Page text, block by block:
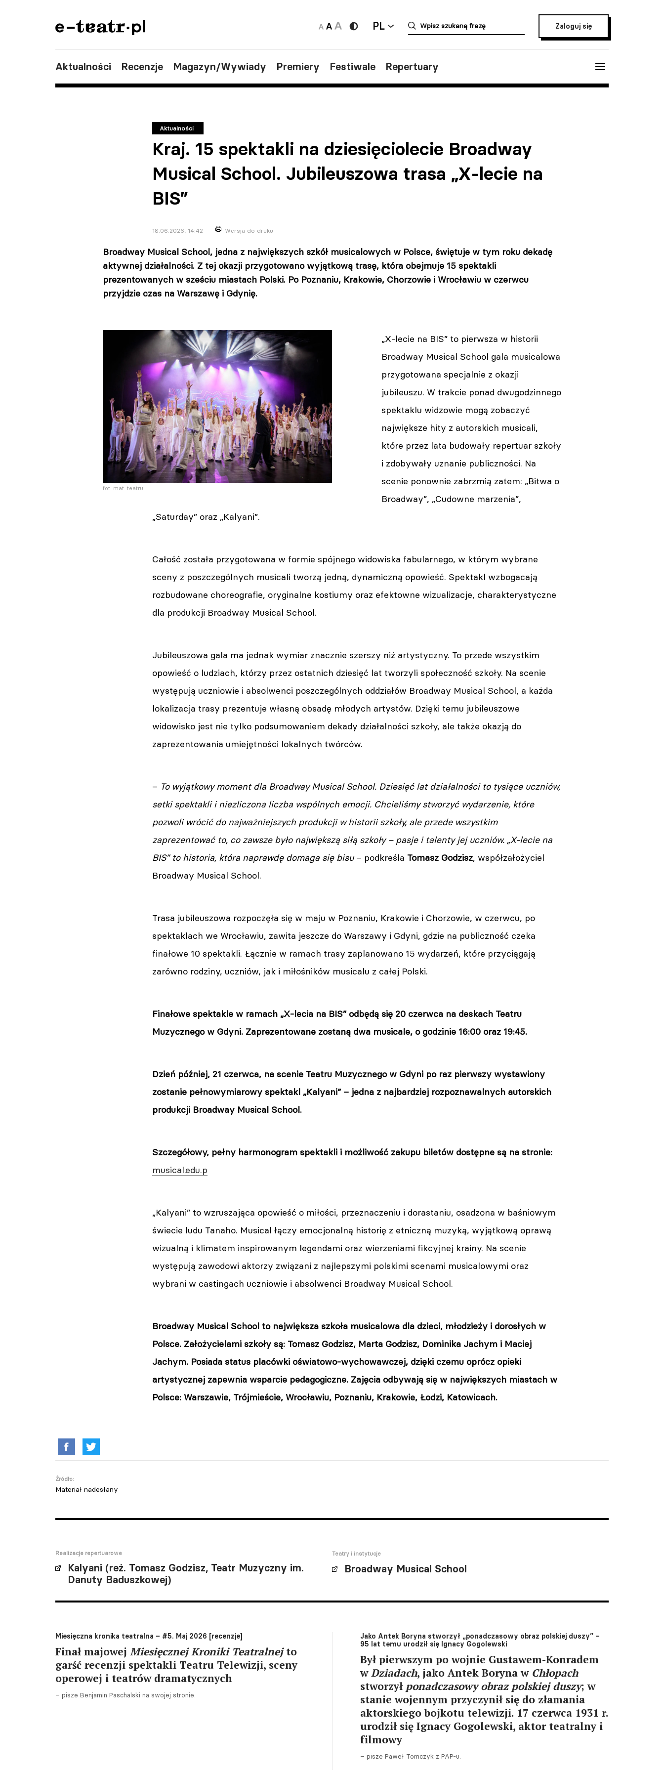
PL Zaloguj się
Aktualności Recenzje Magazyn/Wywiady Premiery Festiwale Repertuary
Aktualności
Kraj. 15 spektakli na dziesięciolecie Broadway
Musical School. Jubileuszowa trasa „X-lecie na
BIS”
18.06.2026, 14:42 Wersja do druku
Broadway Musical School, jedna z największych szkół musicalowych w Polsce, świętuje w tym roku dekadę
aktywnej działalności. Z tej okazji przygotowano wyjątkową trasę, która obejmuje 15 spektakli
prezentowanych w sześciu miastach Polski. Po Poznaniu, Krakowie, Chorzowie i Wrocławiu w czerwcu
przyjdzie czas na Warszawę i Gdynię.
fot. mat. teatru
„X-lecie na BIS” to pierwsza w historii
Broadway Musical School gala musicalowa
przygotowana specjalnie z okazji
jubileuszu. W trakcie ponad dwugodzinnego
spektaklu widzowie mogą zobaczyć
największe hity z autorskich musicali,
które przez lata budowały repertuar szkoły
i zdobywały uznanie publiczności. Na
scenie ponownie zabrzmią zatem: „Bitwa o
Broadway”, „Cudowne marzenia”,
„Saturday” oraz „Kalyani”.
Całość została przygotowana w formie spójnego widowiska fabularnego, w którym wybrane
sceny z poszczególnych musicali tworzą jedną, dynamiczną opowieść. Spektakl wzbogacają
rozbudowane choreografie, oryginalne kostiumy oraz efektowne wizualizacje, charakterystyczne
dla produkcji Broadway Musical School.
Jubileuszowa gala ma jednak wymiar znacznie szerszy niż artystyczny. To przede wszystkim
opowieść o ludziach, którzy przez ostatnich dziesięć lat tworzyli społeczność szkoły. Na scenie
występują uczniowie i absolwenci poszczególnych oddziałów Broadway Musical School, a każda
lokalizacja trasy prezentuje własną obsadę młodych artystów. Dzięki temu jubileuszowe
widowisko jest nie tylko podsumowaniem dekady działalności szkoły, ale także okazją do
zaprezentowania umiejętności lokalnych twórców.
– To wyjątkowy moment dla Broadway Musical School. Dziesięć lat działalności to tysiące uczniów,
setki spektakli i niezliczona liczba wspólnych emocji. Chcieliśmy stworzyć wydarzenie, które
pozwoli wrócić do najważniejszych produkcji w historii szkoły, ale przede wszystkim
zaprezentować to, co zawsze było największą siłą szkoły – pasje i talenty jej uczniów. „X-lecie na
BIS” to historia, która naprawdę domaga się bisu– podkreśla Tomasz Godzisz, współzałożyciel
Broadway Musical School.
Trasa jubileuszowa rozpoczęła się w maju w Poznaniu, Krakowie i Chorzowie, w czerwcu, po
spektaklach we Wrocławiu, zawita jeszcze do Warszawy i Gdyni, gdzie na publiczność czeka
finałowe 10 spektakli. Łącznie w ramach trasy zaplanowano 15 wydarzeń, które przyciągają
zarówno rodziny, uczniów, jak i miłośników musicalu z całej Polski.
Finałowe spektakle w ramach „X-lecia na BIS” odbędą się 20 czerwca na deskach Teatru
Muzycznego w Gdyni. Zaprezentowane zostaną dwa musicale, o godzinie 16:00 oraz 19:45.
Dzień później, 21 czerwca, na scenie Teatru Muzycznego w Gdyni po raz pierwszy wystawiony
zostanie pełnowymiarowy spektakl „Kalyani” – jedna z najbardziej rozpoznawalnych autorskich
produkcji Broadway Musical School.
Szczegółowy, pełny harmonogram spektakli i możliwość zakupu biletów dostępne są na stronie:
musical.edu.p
„Kalyani” to wzruszająca opowieść o miłości, przeznaczeniu i dorastaniu, osadzona w baśniowym
świecie ludu Tanaho. Musical łączy emocjonalną historię z etniczną muzyką, wyjątkową oprawą
wizualną i klimatem inspirowanym legendami oraz wierzeniami fikcyjnej krainy. Na scenie
występują zawodowi aktorzy związani z najlepszymi polskimi scenami musicalowymi oraz
wybrani w castingach uczniowie i absolwenci Broadway Musical School.
Broadway Musical School to największa szkoła musicalowa dla dzieci, młodzieży i dorosłych w
Polsce. Założycielami szkoły są: Tomasz Godzisz, Marta Godzisz, Dominika Jachym i Maciej
Jachym. Posiada status placówki oświatowo-wychowawczej, dzięki czemu oprócz opieki
artystycznej zapewnia wsparcie pedagogiczne. Zajęcia odbywają się w największych miastach w
Polsce: Warszawie, Trójmieście, Wrocławiu, Poznaniu, Krakowie, Łodzi, Katowicach.
Źródło:
Materiał nadesłany
Realizacje repertuarowe
Kalyani (reż. Tomasz Godzisz, Teatr Muzyczny im.
Danuty Baduszkowej)
Teatry i instytucje
Broadway Musical School
Miesięczna kronika teatralna – #5. Maj 2026 [recenzje]
Finał majowej Miesięcznej Kroniki Teatralnejto
garść recenzji spektakli Teatru Telewizji, sceny
operowej i teatrów dramatycznych
– pisze Benjamin Paschalski na swojej stronie.
Jako Antek Boryna stworzył „ponadczasowy obraz polskiej duszy” –
95 lat temu urodził się Ignacy Gogolewski
Był pierwszym po wojnie Gustawem-Konradem
wDziadach, jako Antek Boryna w Chłopach
stworzył ponadczasowy obraz polskiej duszy; w
stanie wojennym przyczynił się do złamania
aktorskiego bojkotu telewizji. 17 czerwca 1931 r.
urodził się Ignacy Gogolewski, aktor teatralny i
filmowy
– pisze Paweł Tomczyk z PAP-u.